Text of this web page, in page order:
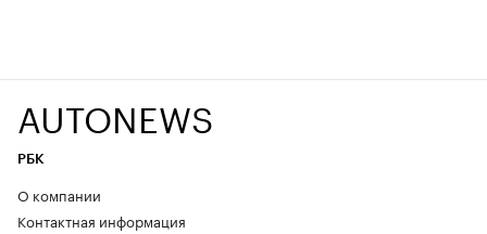
AUTONEWS
РБК
О компании
Контактная информация